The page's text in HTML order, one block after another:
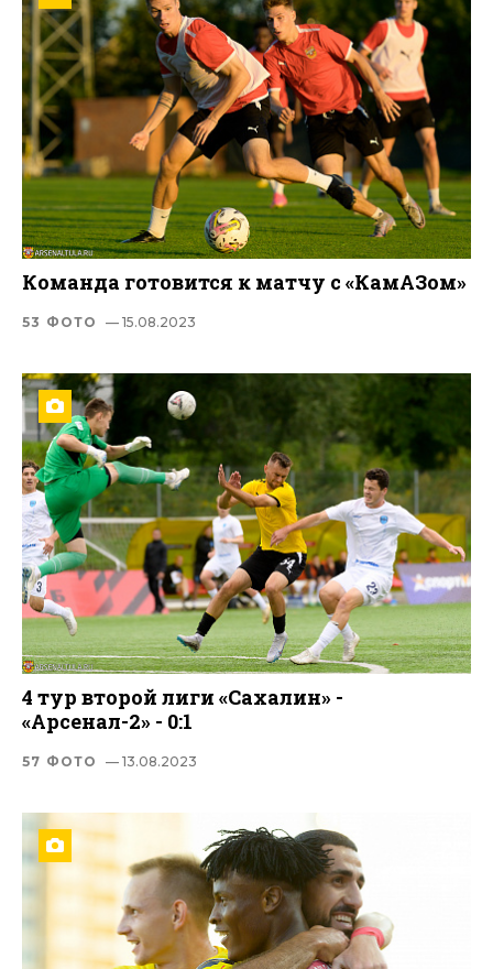
Команда готовится к матчу с «КамАЗом»
53 ФОТО — 15.08.2023
4 тур второй лиги «Сахалин» -
«Арсенал-2» - 0:1
57 ФОТО — 13.08.2023